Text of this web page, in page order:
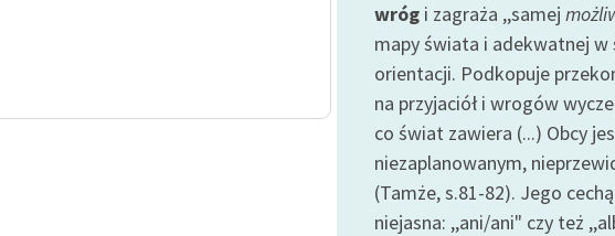
wróg i zagraża ,,samej
mapy świata i adekwatnej w
orientacji. Podkopuje
na przyjaciół i wrogów
co świat zawiera (...) Obcy
niezaplanowanym,
(Tamże, s.81-82). Jego
niejasna: ,,ani/ani" czy też